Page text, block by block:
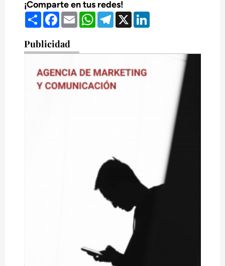
¡Comparte en tus redes!
Compartir
Facebook
EmailWhatsApp
Telegram
X LinkedIn
Publicidad